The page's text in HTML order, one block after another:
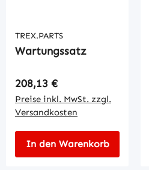
TREX.PARTS
Wartungssatz
Regulärer Preis:
208,13 €
Preise inkl. MwSt. zzgl.
Versandkosten
In den Warenkorb